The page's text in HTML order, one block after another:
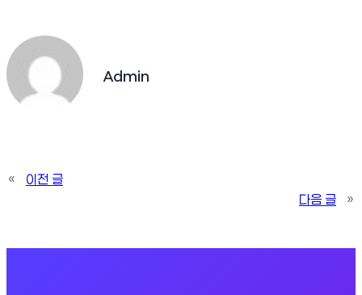
Admin
«
이전 글
다음 글
»